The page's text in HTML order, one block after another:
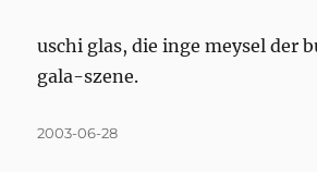
uschi glas, die inge meysel der
gala-szene.
Posted
2003-06-28